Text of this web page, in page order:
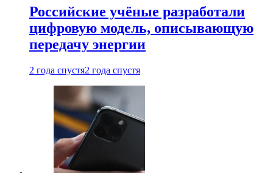
Российские учёные разработали
цифровую модель, описывающую
передачу энергии
2 года спустя2 года спустя